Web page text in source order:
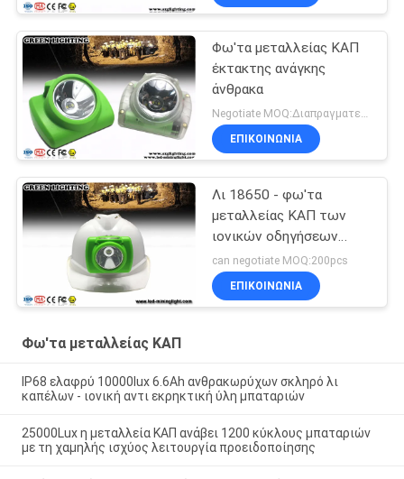
Φω'τα μεταλλείας ΚΑΠ
έκτακτης ανάγκης
άνθρακα
Negotiate MOQ:Διαπραγματευτείτε
ΕΠΙΚΟΙΝΩΝΙΑ
Λι 18650 - φω'τα
μεταλλείας ΚΑΠ των
ιονικών οδηγήσεων
μπαταριών
can negotiate MOQ:200pcs
ΕΠΙΚΟΙΝΩΝΙΑ
Φω'τα μεταλλείας ΚΑΠ
IP68 ελαφρύ 10000lux 6.6Ah ανθρακωρύχων σκληρό λι
καπέλων - ιονική αντι εκρηκτική ύλη μπαταριών
25000Lux η μεταλλεία ΚΑΠ ανάβει 1200 κύκλους μπαταριών
με τη χαμηλής ισχύος λειτουργία προειδοποίησης